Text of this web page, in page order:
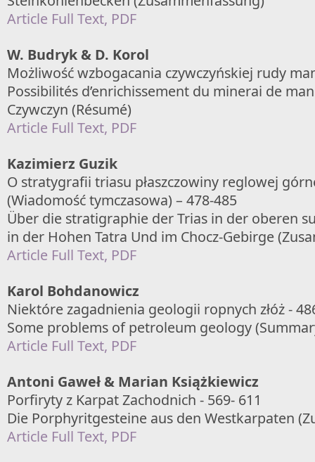
Article Full Text, PDF
W. Budryk & D. Korol
Możliwość wzbogacania czywczyńskiej rudy
Possibilités d’enrichissement du minerai de
Czywczyn (Résumé)
Article Full Text, PDF
Kazimierz Guzik
O stratygrafii triasu płaszczowiny reglowej
(Wiadomość tymczasowa) – 478-485
Über die stratigraphie der Trias in der oberen
in der Hohen Tatra Und im Chocz-Gebirge
Article Full Text, PDF
Karol Bohdanowicz
Niektóre zagadnienia geologii ropnych złóż -
Some problems of petroleum geology
Article Full Text, PDF
Antoni Gaweł & Marian Książkiewicz
Porfiryty z Karpat Zachodnich - 569- 611
Die Porphyritgesteine aus den Westkarpaten
Article Full Text, PDF